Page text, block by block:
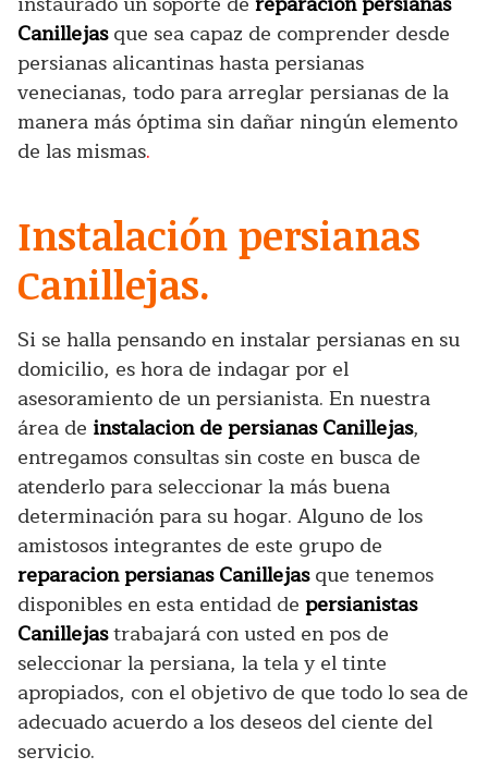
Canillejasque sea capaz de comprender desde
persianas alicantinas hasta persianas
venecianas, todo para arreglar persianas de la
manera más óptima sin dañar ningún elemento
de las mismas.
Instalación persianas
Canillejas.
Si se halla pensando en instalar persianas en su
domicilio, es hora de indagar por el
asesoramiento de un persianista. En nuestra
área de instalacion de persianas Canillejas,
entregamos consultas sin coste en busca de
atenderlo para seleccionar la más buena
determinación para su hogar. Alguno de los
amistosos integrantes de este grupo de
reparacion persianas Canillejasque tenemos
disponibles en esta entidad de persianistas
Canillejastrabajará con usted en pos de
seleccionar la persiana, la tela y el tinte
apropiados, con el objetivo de que todo lo sea de
adecuado acuerdo a los deseos del ciente del
servicio.